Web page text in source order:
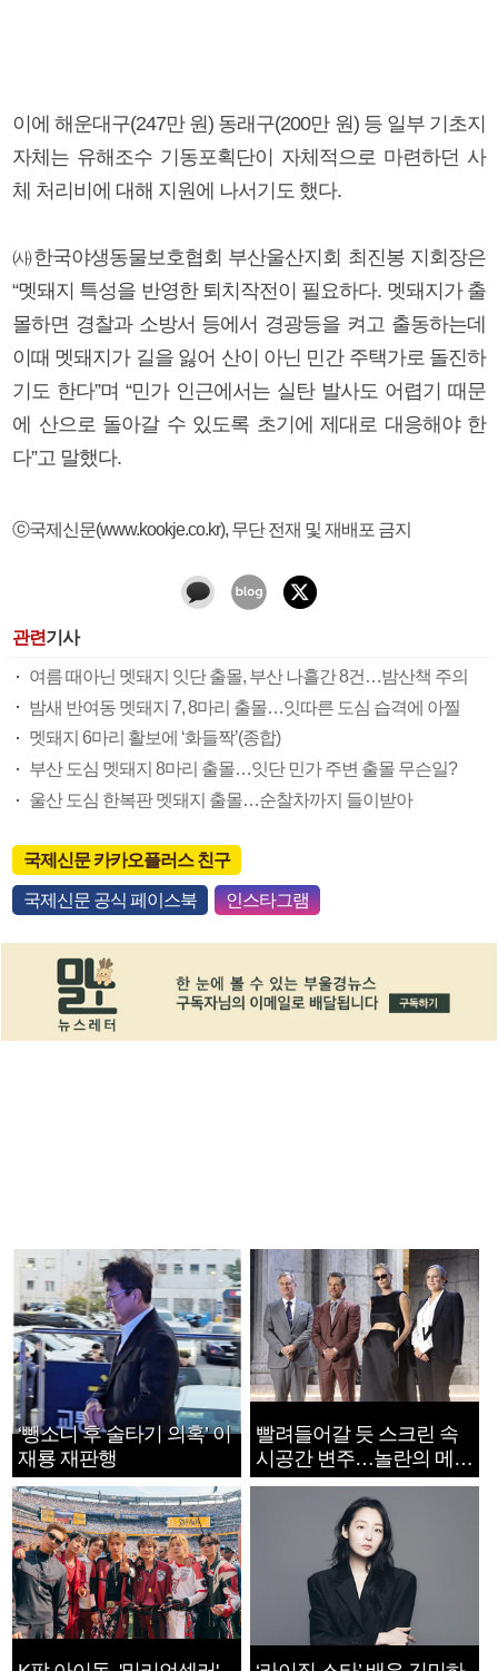
이에 해운대구(247만 원) 동래구(200만 원) 등 일부 기초지
자체는 유해조수 기동포획단이 자체적으로 마련하던 사
체 처리비에 대해 지원에 나서기도 했다.
㈔한국야생동물보호협회 부산울산지회 최진봉 지회장은
“멧돼지 특성을 반영한 퇴치작전이 필요하다. 멧돼지가 출
몰하면 경찰과 소방서 등에서 경광등을 켜고 출동하는데
이때 멧돼지가 길을 잃어 산이 아닌 민간 주택가로 돌진하
기도 한다”며 “민가 인근에서는 실탄 발사도 어렵기 때문
에 산으로 돌아갈 수 있도록 초기에 제대로 대응해야 한
다”고 말했다.
ⓒ국제신문(www.kookje.co.kr), 무단 전재 및 재배포 금지
관련기사
여름 때아닌 멧돼지 잇단 출몰, 부산 나흘간 8건…밤산책 주의
밤새 반여동 멧돼지 7, 8마리 출몰…잇따른 도심 습격에 아찔
멧돼지 6마리 활보에 ‘화들짝’(종합)
부산 도심 멧돼지 8마리 출몰…잇단 민가 주변 출몰 무슨일?
울산 도심 한복판 멧돼지 출몰…순찰차까지 들이받아
국제신문 카카오플러스 친구
국제신문 공식 페이스북 인스타그램
‘뺑소니 후 술타기 의혹’ 이
재룡 재판행
빨려들어갈 듯 스크린 속
시공간 변주…놀란의 메시
지는 ‘전쟁 속죄’